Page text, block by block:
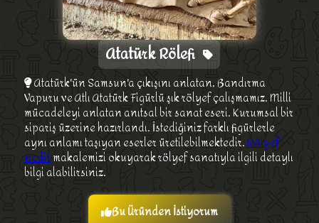
Atatürk Rölefi
Atatürk'ün Samsun'a çıkışını anlatan, Bandırma
Vapuru ve Atlı Atatürk Figürlü şık rölyef çalışmamız. Milli
mücadeleyi anlatan anıtsal bir sanat eseri. Kurumsal bir
sipariş üzerine hazırlandı. İstediğiniz farklı figürlerle
aynı anlamı taşıyan eserler üretilebilmektedir.Rölyef
nedirmakalemizi okuyarak rölyef sanatıyla ilgili detaylı
bilgi alabilirsiniz.
Bu Üründen İstiyorum